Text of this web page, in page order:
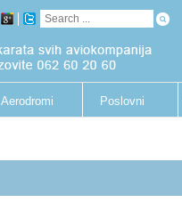
Aerodromi Poslovni